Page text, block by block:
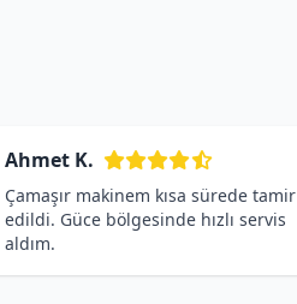
Ahmet K.
Çamaşır makinem kısa sürede tamir
edildi. Güce bölgesinde hızlı servis
aldım.